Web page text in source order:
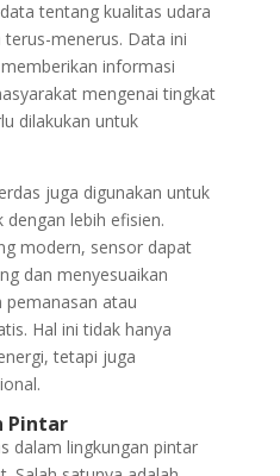
tentang kualitas udara
menerus. Data ini
informasi
mengenai tingkat
dilakukan untuk
juga digunakan untuk
lebih efisien.
modern, sensor dapat
dan menyesuaikan
pemanasan atau
Hal ini tidak hanya
tetapi juga
Pintar
dalam lingkungan pintar